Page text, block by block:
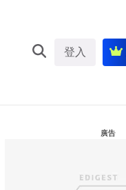
登入
廣告